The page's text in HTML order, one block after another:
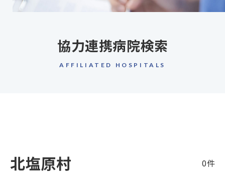
協力連携病院検索
AFFILIATED HOSPITALS
北塩原村 0件